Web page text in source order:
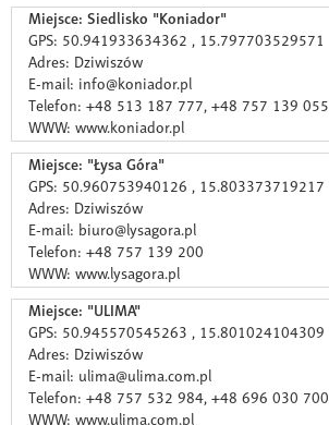
Miejsce: Siedlisko "Koniador"
GPS: 50.941933634362 , 15.797703529571
Adres: Dziwiszów
E-mail: info@koniador.pl
Telefon: +48 513 187 777, +48 757 139 055
WWW: www.koniador.pl
Miejsce: "Łysa Góra"
GPS: 50.960753940126 , 15.803373719217
Adres: Dziwiszów
E-mail: biuro@lysagora.pl
Telefon: +48 757 139 200
WWW: www.lysagora.pl
Miejsce: "ULIMA"
GPS: 50.945570545263 , 15.801024104309
Adres: Dziwiszów
E-mail: ulima@ulima.com.pl
Telefon: +48 757 532 984, +48 696 030 700
WWW: www.ulima.com.pl